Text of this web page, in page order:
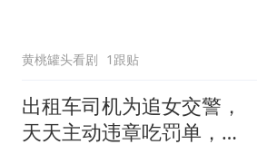
黄桃罐头看剧 1跟贴
出租车司机为追女交警，
天天主动违章吃罚单，这